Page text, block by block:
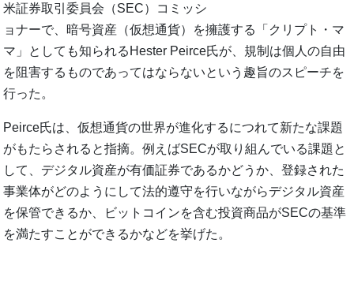
米証券取引委員会（SEC）コミッシ
ョナーで、暗号資産（仮想通貨）を擁護する「クリプト・マ
マ」としても知られるHester Peirce氏が、規制は個人の自由
を阻害するものであってはならないという趣旨のスピーチを
行った。
Peirce氏は、仮想通貨の世界が進化するにつれて新たな課題
がもたらされると指摘。例えばSECが取り組んでいる課題と
して、デジタル資産が有価証券であるかどうか、登録された
事業体がどのようにして法的遵守を行いながらデジタル資産
を保管できるか、ビットコインを含む投資商品がSECの基準
を満たすことができるかなどを挙げた。